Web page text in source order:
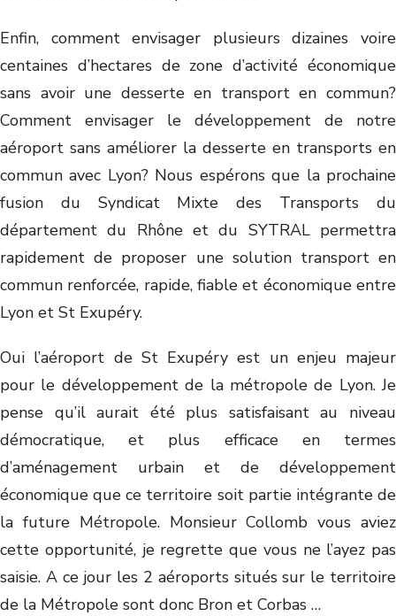
Enfin, comment envisager plusieurs dizaines voire
centaines d’hectares de zone d’activité économique
sans avoir une desserte en transport en commun?
Comment envisager le développement de notre
aéroport sans améliorer la desserte en transports en
commun avec Lyon? Nous espérons que la prochaine
fusion du Syndicat Mixte des Transports du
département du Rhône et du SYTRAL permettra
rapidement de proposer une solution transport en
commun renforcée, rapide, fiable et économique entre
Lyon et St Exupéry.
Oui l’aéroport de St Exupéry est un enjeu majeur
pour le développement de la métropole de Lyon. Je
pense qu’il aurait été plus satisfaisant au niveau
démocratique, et plus efficace en termes
d’aménagement urbain et de développement
économique que ce territoire soit partie intégrante de
la future Métropole. Monsieur Collomb vous aviez
cette opportunité, je regrette que vous ne l’ayez pas
saisie. A ce jour les 2 aéroports situés sur le territoire
de la Métropole sont donc Bron et Corbas …